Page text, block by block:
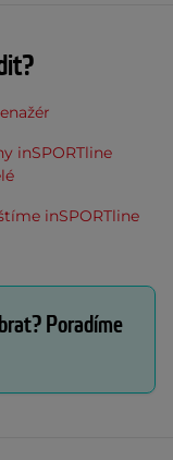
inSPORTline
inSPORTline
Poradíme